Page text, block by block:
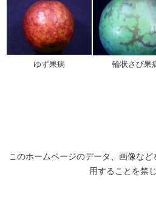
ゆず果病 輪状さび果
このホームページのデータ、画像など
用することを禁じ